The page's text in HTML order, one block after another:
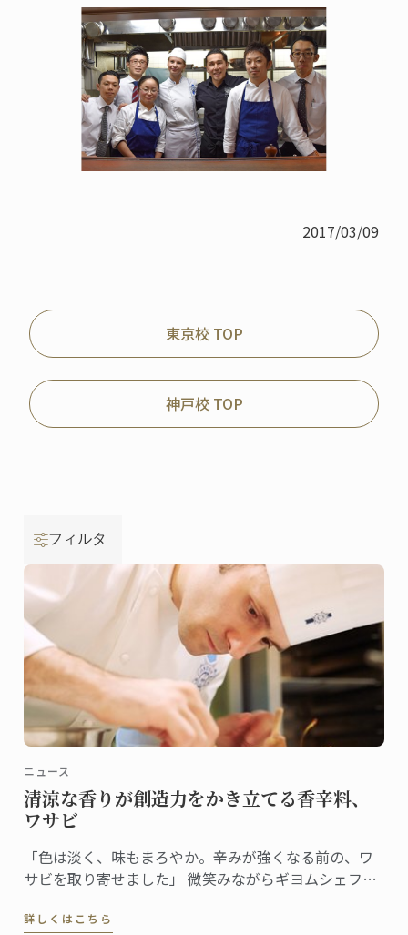
2017/03/09
東京校 TOP
神戸校 TOP
フィルタ
ニュース
清涼な香りが創造力をかき立てる香辛料、
ワサビ
「色は淡く、味もまろやか。辛みが強くなる前の、ワ
サビを取り寄せました」 微笑みながらギヨムシェフが
る立派なサイズだ。
詳しくはこちら